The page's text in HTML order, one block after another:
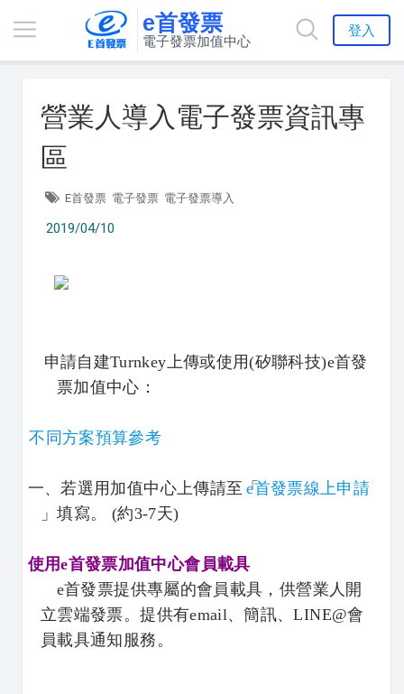
e首發票
電子發票加值中心
登入
營業人導入電子發票資訊專
區
E首發票 電子發票 電子發票導入
2019/04/10
申請自建Turnkey上傳或使用(矽聯科技)e首發
票加值中心：
不同方案預算參考
一、若選用 加值中心上傳請至「e首發票線上申請
」填寫。 (約3-7天)
使用e首發票加值中心會員載具
e首發票提供專屬的會員載具，供營業人開
立雲端發票。提供有email、簡訊、LINE@會
員載具通知服務。